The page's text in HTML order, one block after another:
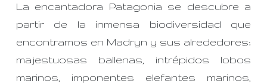
La encantadora Patagonia se descubre a
partir de la inmensa biodiversidad que
encontramos en Madryn y sus alrededores;
majestuosas ballenas, intrépidos lobos
marinos, imponentes elefantes marinos,